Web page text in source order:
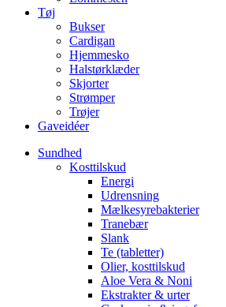
Tøj
Bukser
Cardigan
Hjemmesko
Halstørklæder
Skjorter
Strømper
Trøjer
Gaveidéer
Sundhed
Kosttilskud
Energi
Udrensning
Mælkesyrebakterier
Tranebær
Slank
Te (tabletter)
Olier, kosttilskud
Aloe Vera & Noni
Ekstrakter & urter